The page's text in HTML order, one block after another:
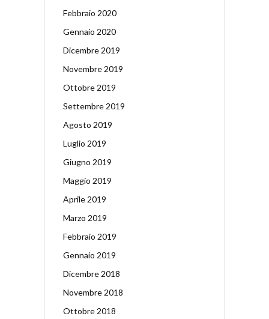
Febbraio 2020
Gennaio 2020
Dicembre 2019
Novembre 2019
Ottobre 2019
Settembre 2019
Agosto 2019
Luglio 2019
Giugno 2019
Maggio 2019
Aprile 2019
Marzo 2019
Febbraio 2019
Gennaio 2019
Dicembre 2018
Novembre 2018
Ottobre 2018